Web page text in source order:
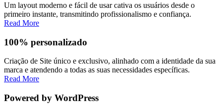
Um layout moderno e fácil de usar cativa os usuários desde o
primeiro instante, transmitindo profissionalismo e confiança.
Read More
100% personalizado
Criação de Site único e exclusivo, alinhado com a identidade da sua
marca e atendendo a todas as suas necessidades específicas.
Read More
Powered by WordPress